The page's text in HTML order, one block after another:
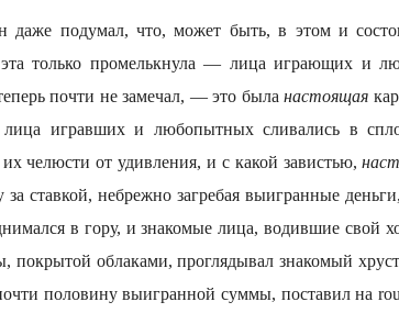
даже подумал, что, может быть, в этом и
только промелькнула — лица играющих и
почти не замечал, — это была настоящая
лица игравших и любопытных сливались в
их челюсти от удивления, и с какой завистью,
за ставкой, небрежно загребая выигранные
в гору, и знакомые лица, водившие свой
покрытой облаками, проглядывал знакомый
половину выигранной суммы, поставил на